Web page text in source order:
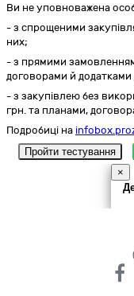
Ви не уповноважена
- з спрощеними
них;
- з прямими
договорами й додатками
- з закупівлею без
грн. та планами,
Подробиці на
Пройти тестування
×